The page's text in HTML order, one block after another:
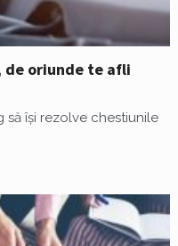
de oriunde te afli
să își rezolve chestiunile